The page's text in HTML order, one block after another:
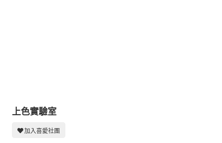
交流中心
攤位轉讓區
上色實驗室
加入喜愛社團